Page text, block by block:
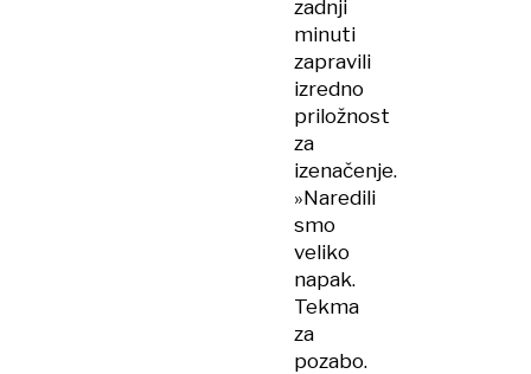
zadnji
minuti
zapravili
izredno
priložnost
za
izenačenje.
»Naredili
smo
veliko
napak.
Tekma
za
pozabo.